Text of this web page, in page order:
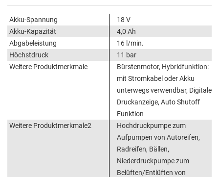
Akku-Spannung
18 V
Akku-Kapazität
4,0 Ah
Abgabeleistung
16 l/min.
Höchstdruck
11 bar
Weitere Produktmerkmale
Bürstenmotor, Hybridfunktion:
mit Stromkabel oder Akku
unterwegs verwendbar, Digitale
Druckanzeige, Auto Shutoff
Funktion
Weitere Produktmerkmale2
Hochdruckpumpe zum
Aufpumpen von Autoreifen,
Radreifen, Bällen,
Niederdruckpumpe zum
Belüften/Entlüften von